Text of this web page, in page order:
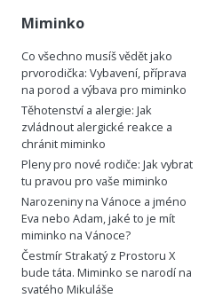
Miminko
Co všechno musíš vědět jako
prvorodička: Vybavení, příprava
na porod a výbava pro miminko
Těhotenství a alergie: Jak
zvládnout alergické reakce a
chránit miminko
Pleny pro nové rodiče: Jak vybrat
tu pravou pro vaše miminko
Narozeniny na Vánoce a jméno
Eva nebo Adam, jaké to je mít
miminko na Vánoce?
Čestmír Strakatý z Prostoru X
bude táta. Miminko se narodí na
svatého Mikuláše